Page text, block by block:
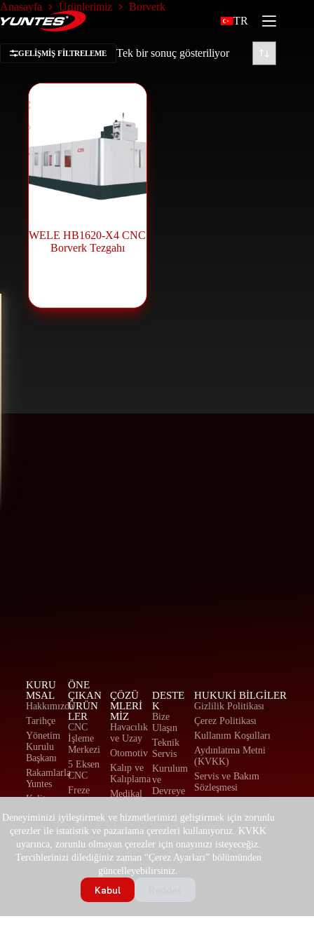
Deneyiminizi iyileştirmek ve hizmetlerimizi geliştirmek için zorunlu
çerezler ile istatistik ve pazarlama çerezleri kullanıyoruz. KVKK
uyarınca, zorunlu olmayan çerezler için onayınızı isteyeceğiz.
Tercihlerinizi dilediğiniz zaman “Çerez Ayarları” bölümünden
güncelleyebilirsiniz.
Kabul
TR
Anasayfa Ürünlerimiz Borverk
GELIŞMIŞ FILTRELEME Tek bir sonuç gösteriliyor
WELE HB1620-X4 CNC
Borverk Tezgahı
KURU
MSAL
Hakkımızda
Tarihçe
Yönetim
Kurulu
Başkanı
Rakamlarla
Yuntes
Kalite
Haber ve
Duyurular
Etkinlikler
ÖNE
ÇIKAN
ÜRÜN
LER
CNC
İşleme
Merkezi
5 Eksen
CNC
Freze
Torna
Tezgahı
CNC
Lazer
Sac /
Levha
Kesim
Makinesi
ÇÖZÜ
MLERİ
MİZ
Havacılık
ve Uzay
Otomotiv
Kalıp ve
Kalıplama
Medikal
Akım
Fason
Üretim
Enerji
Eğitim
DESTE
K
Bize
Ulaşın
Teknik
Servis
Kurulum
ve
Devreye
Yedek
Parça
Eğitim ve
Danışmanlık
Belge ve
HUKUKI BILGILER
Gizlilik Politikası
Çerez Politikası
Kullanım Koşulları
Aydınlatma Metni
(KVKK)
Servis ve Bakım
Sözleşmesi
Sözleşmesi
İade ve Değişim
Politikası